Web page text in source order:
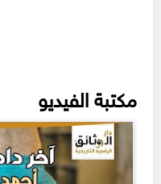
مكتبة الفيديو